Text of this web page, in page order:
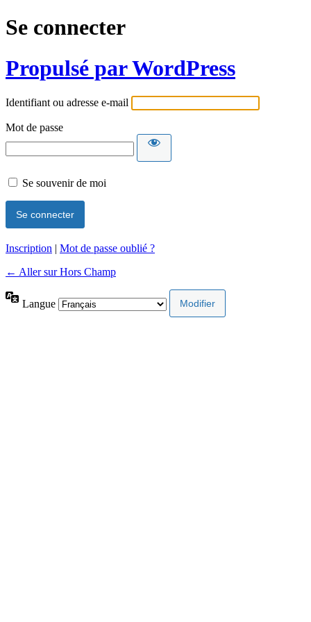
Se connecter
Propulsé par WordPress
Identifiant ou adresse e-mail
Mot de passe
Se souvenir de moi
Inscription | Mot de passe oublié ?
← Aller sur Hors Champ
Langue